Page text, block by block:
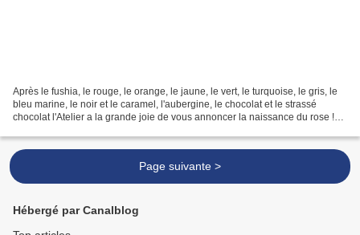
Après le fushia, le rouge, le orange, le jaune, le vert, le turquoise, le gris, le
bleu marine, le noir et le caramel, l'aubergine, le chocolat et le strassé
chocolat l'Atelier a la grande joie de vous annoncer la naissance du rose !
Page suivante >
Hébergé par Canalblog